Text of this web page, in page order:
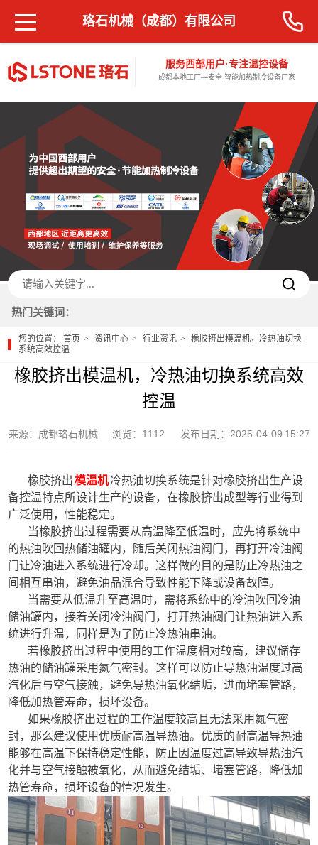
服务西部用户·专注温控设备
成都本地工厂—安全·智能加热制冷设备厂家
珞石机械（成都）有限公司
热门关键词：
您的位置：首页 资讯中心 行业资讯
橡胶挤出模温机，冷热油切换
系统高效控温
橡胶挤出模温机，冷热油切换系统高效
控温
来源：成都珞石机械 浏览：1112 发布日期：2025-04-09 15:27
橡胶挤出模温机冷热油切换系统是针对橡胶挤出生产设
备控温特点所设计生产的设备，在橡胶挤出成型等行业得到
广泛使用，性能稳定。
当橡胶挤出过程需要从高温降至低温时，应先将系统中
的热油吹回热储油罐内，随后关闭热油阀门，再打开冷油阀
门让冷油进入系统进行冷却。这样做的目的是防止冷热油之
间相互串油，避免油品混合导致性能下降或设备故障。
当需要从低温升至高温时，需将系统中的冷油吹回冷油
储油罐内，接着关闭冷油阀门，打开热油阀门让热油进入系
统进行升温，同样是为了防止冷热油串油。
若橡胶挤出过程中使用的工作温度相对较高，建议储存
热油的储油罐采用氮气密封。这样可以防止导热油温度过高
汽化后与空气接触，避免导热油氧化结垢，进而堵塞管路，
降低加热管寿命，损坏设备。
如果橡胶挤出过程的工作温度较高且无法采用氮气密
封，那么建议使用优质耐高温导热油。优质的耐高温导热油
能够在高温下保持稳定性能，防止因温度过高导致导热油汽
化并与空气接触被氧化，从而避免结垢、堵塞管路，降低加
热管寿命，损坏设备的情况发生。